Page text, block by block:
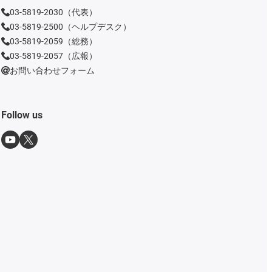
03-5819-2030（代表）
03-5819-2500（ヘルプデスク）
03-5819-2059（総務）
03-5819-2057（広報）
お問い合わせフォーム
Follow us